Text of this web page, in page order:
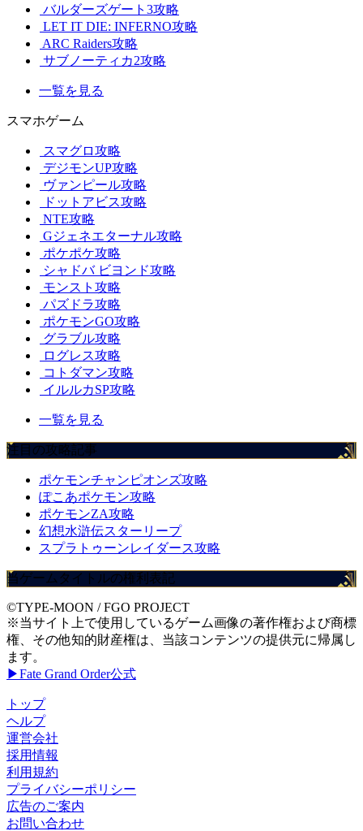
バルダーズゲート3攻略
LET IT DIE: INFERNO攻略
ARC Raiders攻略
サブノーティカ2攻略
一覧を見る
スマホゲーム
スマグロ攻略
デジモンUP攻略
ヴァンピール攻略
ドットアビス攻略
NTE攻略
Gジェネエターナル攻略
ポケポケ攻略
シャドバ ビヨンド攻略
モンスト攻略
パズドラ攻略
ポケモンGO攻略
グラブル攻略
ログレス攻略
コトダマン攻略
イルルカSP攻略
一覧を見る
注目の攻略記事
ポケモンチャンピオンズ攻略
ぽこあポケモン攻略
ポケモンZA攻略
幻想水滸伝スターリープ
スプラトゥーンレイダース攻略
当ゲームタイトルの権利表記
©TYPE-MOON / FGO PROJECT
※当サイト上で使用しているゲーム画像の著作権および商標
権、その他知的財産権は、当該コンテンツの提供元に帰属し
ます。
▶Fate Grand Order公式
トップ
ヘルプ
運営会社
採用情報
利用規約
プライバシーポリシー
広告のご案内
お問い合わせ